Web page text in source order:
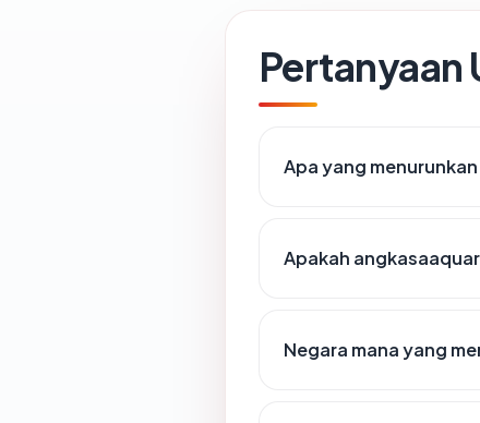
Pertanyaan
Apa yang
Apakah
Negara mana yang